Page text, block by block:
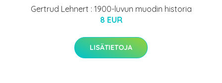
Gertrud Lehnert : 1900-luvun muodin historia
8 EUR
LISÄTIETOJA